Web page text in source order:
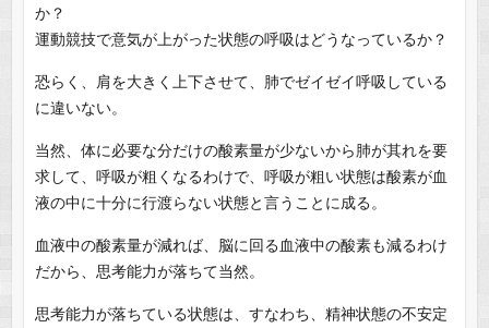
か？
運動競技で意気が上がった状態の呼吸はどうなっているか？
恐らく、肩を大きく上下させて、肺でゼイゼイ呼吸している
に違いない。
当然、体に必要な分だけの酸素量が少ないから肺が其れを要
求して、呼吸が粗くなるわけで、呼吸が粗い状態は酸素が血
液の中に十分に行渡らない状態と言うことに成る。
血液中の酸素量が減れば、脳に回る血液中の酸素も減るわけ
だから、思考能力が落ちて当然。
思考能力が落ちている状態は、すなわち、精神状態の不安定